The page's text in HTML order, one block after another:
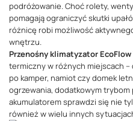
podróżowanie. Choć rolety,
pomagają ograniczyć skutki
różnicę robi możliwość
wnętrzu.
Przenośny klimatyzator EcoFlow
termiczny w różnych miejscach
po kamper, namiot czy domek
ogrzewania, dodatkowym trybom
akumulatorem sprawdzi się nie
również w wielu innych